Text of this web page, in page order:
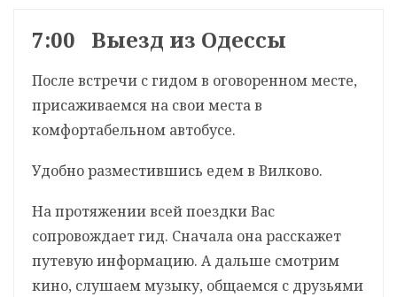
7:00 Выезд из Одессы
После встречи c гидом в оговоренном месте,
присаживаемся на свои места в
комфортабельном автобусе.
Удобно разместившись едем в Вилково.
На протяжении всей поездки Вас
сопровождает гид. Сначала она расскажет
путевую информацию. А дальше смотрим
кино, слушаем музыку, общаемся с друзьями